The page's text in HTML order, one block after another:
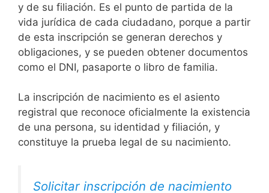
y de su filiación. Es el punto de partida de la
vida jurídica de cada ciudadano, porque a partir
de esta inscripción se generan derechos y
obligaciones, y se pueden obtener documentos
como el DNI, pasaporte o libro de familia.
La inscripción de nacimiento es el asiento
registral que reconoce oficialmente la existencia
de una persona, su identidad y filiación, y
constituye la prueba legal de su nacimiento.
Solicitar inscripción de nacimiento